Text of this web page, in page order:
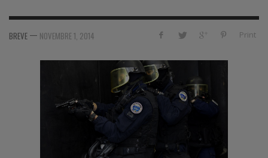
Print
BREVE — NOVEMBRE 1, 2014